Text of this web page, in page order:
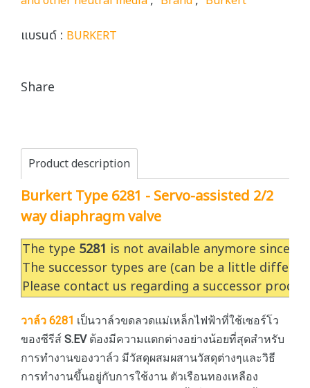
แบรนด์ : BURKERT
Share
Product description
Burkert Type 6281 - Servo-assisted 2/2
way diaphragm valve
The type 5281 is not available anymore since 3/
The successor types are (can be a little
Please contact us regarding a successor
วาล์ว 6281 เป็นวาล์วขดลวดแม่เหล็กไฟฟ้าที่ใช้เซอร์โว
ของซีรีส์ S.EVต้องมีความแตกต่างอย่างน้อยที่สุดสำหรับ
การทำงานของวาล์ว มีวัสดุผสมผสานวัสดุต่างๆและวิธี
การทำงานขึ้นอยู่กับการใช้งาน ตัวเรือนทองเหลือง